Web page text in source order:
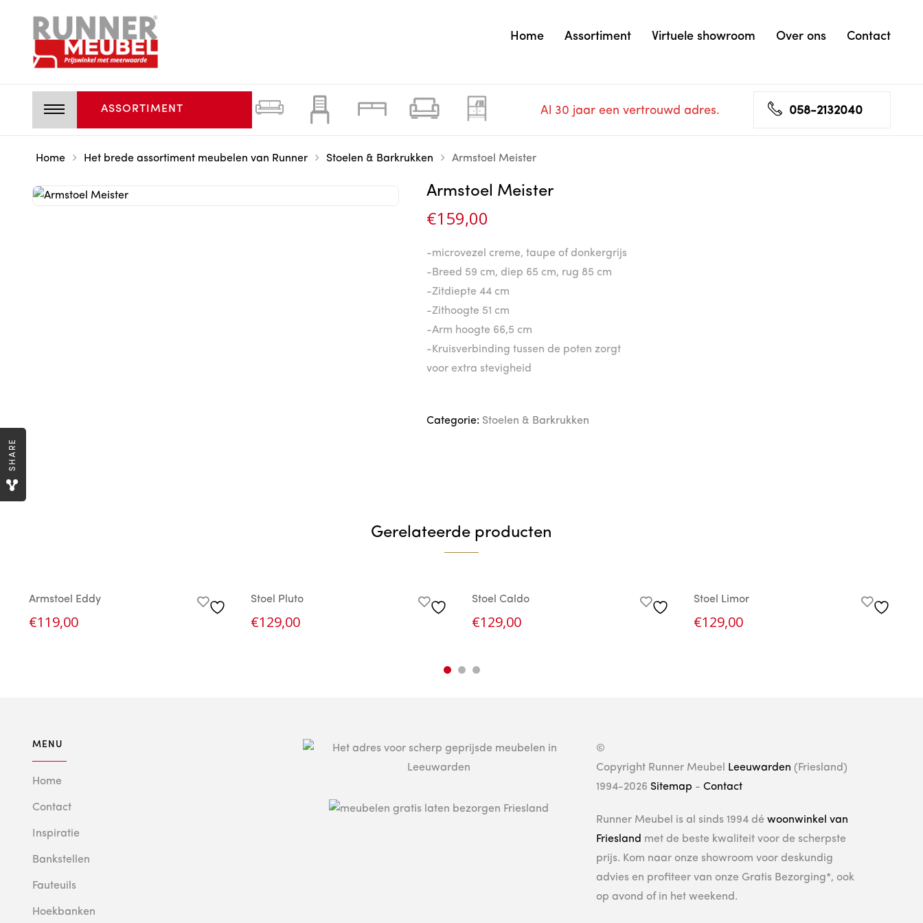
Home Assortiment Virtuele showroom Over ons Contact
ASSORTIMENT Al 30 jaar een vertrouwd adres. 058-2132040
Home Het brede assortiment meubelen van Runner Stoelen & Barkrukken Armstoel Meister
Armstoel Meister
SHARE
€159,00
-microvezel creme, taupe of donkergrijs
-Breed 59 cm, diep 65 cm, rug 85 cm
-Zitdiepte 44 cm
-Zithoogte 51 cm
-Arm hoogte 66,5 cm
-Kruisverbinding tussen de poten zorgt
voor extra stevigheid
Categorie: Stoelen & Barkrukken
Gerelateerde producten
Armstoel Eddy
€119,00
Stoel Pluto
€129,00
Stoel Caldo
€129,00
Stoel Limor
€129,00
MENU
Home
Contact
Inspiratie
Bankstellen
Fauteuils
Hoekbanken
©
Copyright Runner Meubel
Leeuwarden (Friesland)
1994-2026 Sitemap - Contact
Runner Meubel is al sinds 1994 dé woonwinkel van
Friesland met de beste kwaliteit voor de scherpste
prijs. Kom naar onze showroom voor deskundig
advies en profiteer van onze Gratis Bezorging*, ook
op avond of in het weekend.